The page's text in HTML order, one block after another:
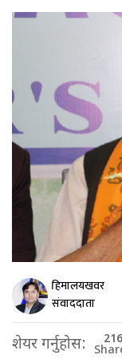
हिमालयखवर
संवाददाता
शेयर गर्नुहोस: 216